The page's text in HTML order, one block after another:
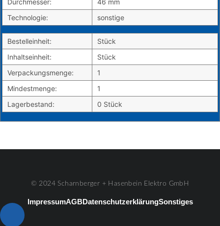
Durchmesser:
46 mm
Technologie:
sonstige
Bestelleinheit:
Stück
Inhaltseinheit:
Stück
Verpackungsmenge:
1
Mindestmenge:
1
Lagerbestand:
0 Stück
© 2024 Scharnberger + Hasenbein Elektro GmbH
ImpressumAGBDatenschutzerklärungSonstiges